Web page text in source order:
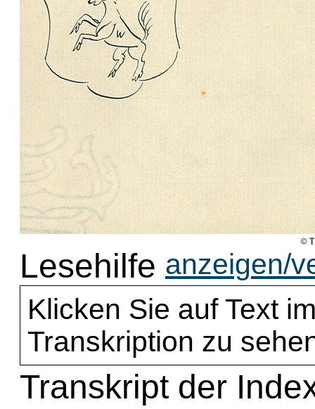
Lesehilfe anzeigen/
Klicken Sie auf Text
Transkription zu
Transkript der